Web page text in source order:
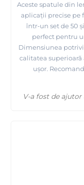
Aceste spatule din
aplicații precise pe
într-un set de 50
perfect pentru
Dimensiunea
calitatea
ușor.
V-a fost de ajutor